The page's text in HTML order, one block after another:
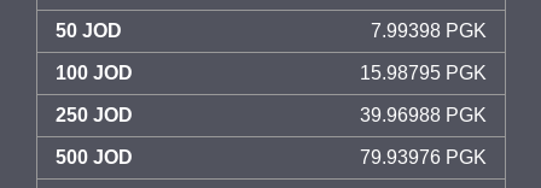
50 JOD 7.99398 PGK
100 JOD 15.98795 PGK
250 JOD 39.96988 PGK
500 JOD 79.93976 PGK